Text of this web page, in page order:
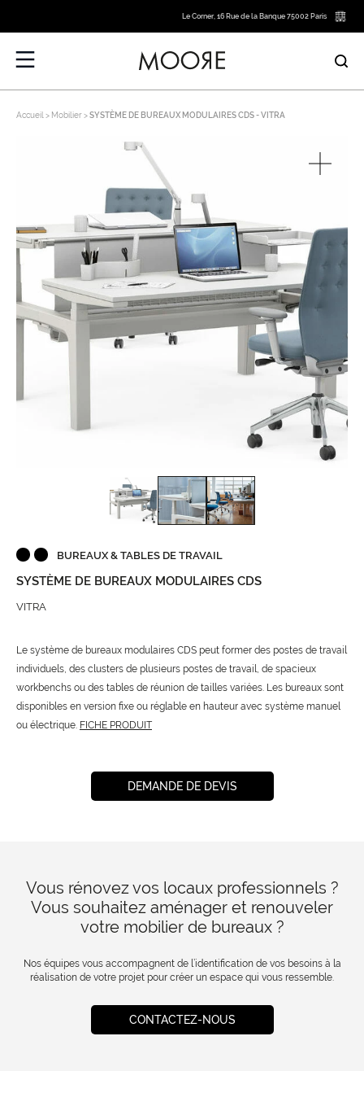
Le Corner, 16 Rue de la Banque 75002 Paris
Accueil Mobilier SYSTÈME DE BUREAUX MODULAIRES CDS - VITRA
BUREAUX & TABLES DE TRAVAIL
SYSTÈME DE BUREAUX MODULAIRES CDS
VITRA
Le système de bureaux modulaires CDS peut former des postes de travail
individuels, des clusters de plusieurs postes de travail, de spacieux
workbenchs ou des tables de réunion de tailles variées. Les bureaux sont
disponibles en version fixe ou réglable en hauteur avec système manuel
ou électrique. FICHE PRODUIT
DEMANDE DE DEVIS
Vous rénovez vos locaux professionnels ?
Vous souhaitez aménager et renouveler
votre mobilier de bureaux ?
Nos équipes vous accompagnent de l’identification de vos besoins à la
réalisation de votre projet pour créer un espace qui vous ressemble.
CONTACTEZ-NOUS